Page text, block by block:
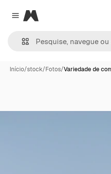
Close menu
Magnific
Início/stock/Fotos/Variedade de